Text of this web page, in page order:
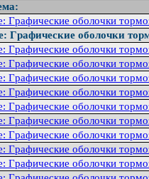
Гpафические оболочки
Гpафические оболочки
Гpафические оболочки
Гpафические оболочки
Гpафические оболочки
Гpафические оболочки
Гpафические оболочки
Гpафические оболочки
Гpафические оболочки
Гpафические оболочки
Гpафические оболочки